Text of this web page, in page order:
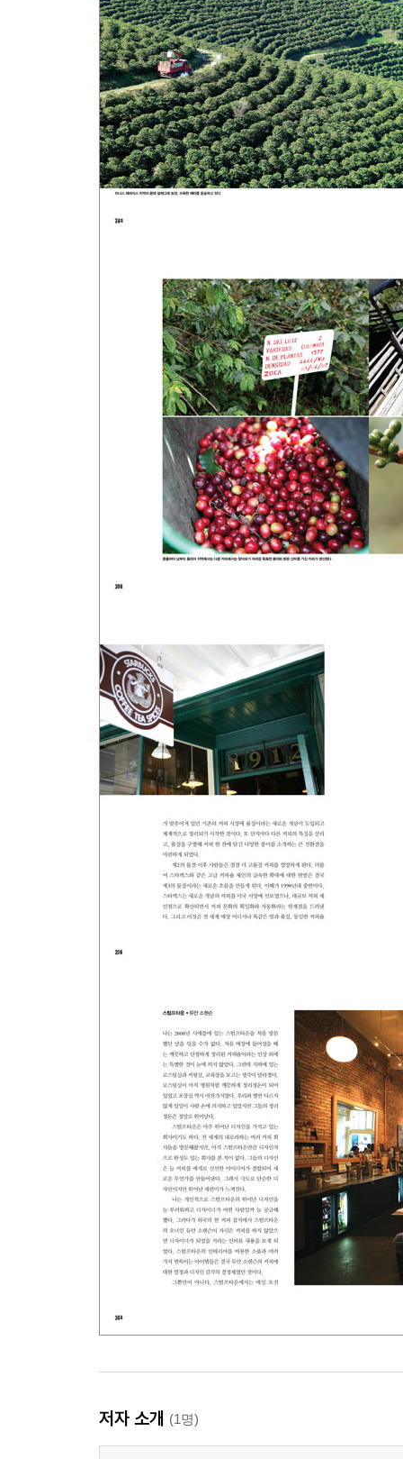
1. 인도네시아 커피와의 충격적인 첫 만남
2. 인도네시아식 세미 워시드의 내막을 듣다
3. 페르민에게 온 뜻밖의 선물
4부 세계 스페셜티 커피 현장을 가다
1. 제3의 물결과 미국의 스페셜티 커피
저자 소개 (1명)